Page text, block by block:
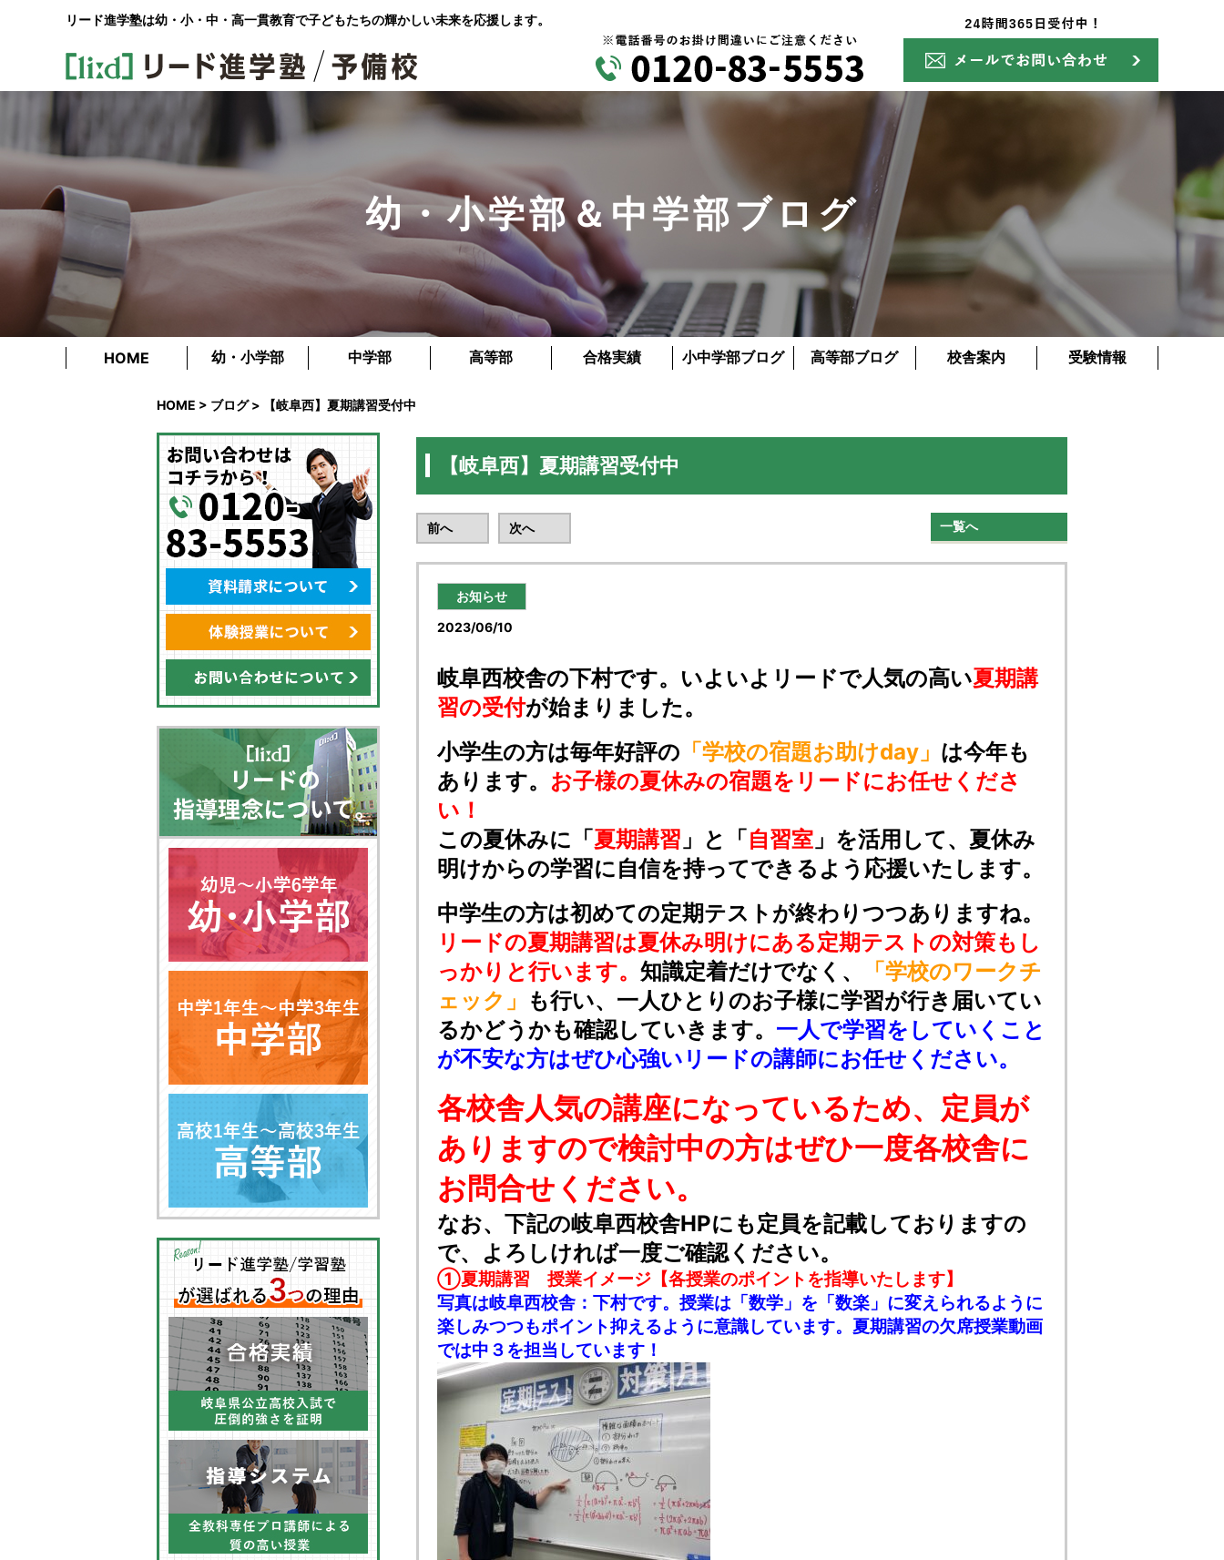
リード進学塾は幼・小・中・高一貫教育で子どもたちの輝かしい未来を応援します。
幼・小学部＆中学部ブログ
HOME 幼・小学部 中学部 高等部 合格実績 小中学部ブログ 高等部ブログ 校舎案内 受験情報
HOME > ブログ> 【岐阜西】夏期講習受付中
【岐阜西】夏期講習受付中
前へ 次へ 一覧へ
お知らせ
2023/06/10
岐阜西校舎の下村です。いよいよリードで人気の高い夏期講
習の受付が始まりました。
小学生の方は毎年好評の 「学校の宿題お助けday」 は今年も
あります。 お子様の夏休みの宿題をリードにお任せくださ
い！
この夏休みに「夏期講習 」と「自習室 」を活用して、夏休み
明けからの学習に自信を持ってできるよう応援いたします。
中学生の方は初めての定期テストが終わりつつありますね。
リードの夏期講習は夏休み明けにある定期テストの対策もし
っかりと行います。 知識定着だけでなく、
「学校のワークチ
ェック」 も行い、一人ひとりのお子様に学習が行き届いてい
るかどうかも確認していきます。 一人で学習をしていくこと
が不安な方はぜひ心強いリードの講師にお任せください。
各校舎人気の講座になっているため、定員が
ありますので検討中の方はぜひ一度各校舎に
お問合せください。
なお、下記の岐阜西校舎HPにも定員を記載しておりますの
で、よろしければ一度ご確認ください。
①夏期講習 授業イメージ【各授業のポイントを指導いたします】
写真は岐阜西校舎：下村です。授業は「数学」を「数楽」に変えられるように
楽しみつつもポイント抑えるように意識しています。夏期講習の欠席授業動画
では中３を担当しています！